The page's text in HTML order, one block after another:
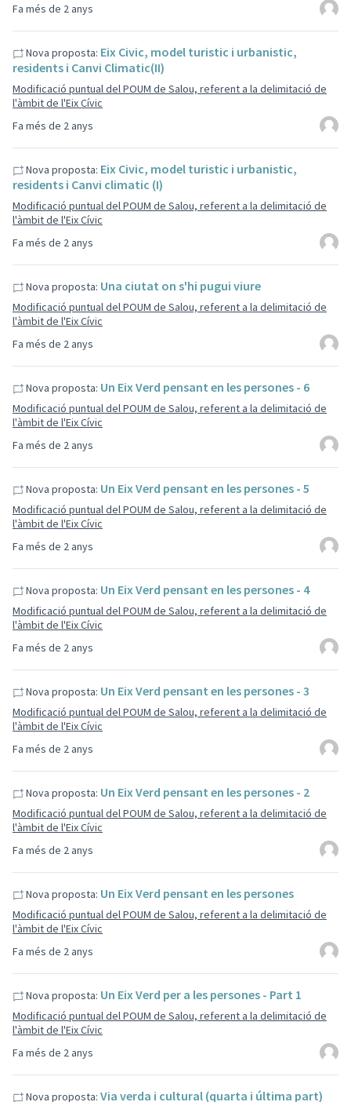
Fa més de 2 anys
Fa més de 2 anys
Nova proposta: Eix Civic, model turistic i urbanistic,
residents i Canvi Climatic(II)
Modificació puntual del POUM de Salou, referent a la delimitació de
l'àmbit de l'Eix Cívic
Fa més de 2 anys
Nova proposta: Eix Civic, model turistic i urbanistic,
residents i Canvi climatic (I)
Modificació puntual del POUM de Salou, referent a la delimitació de
l'àmbit de l'Eix Cívic
Fa més de 2 anys
Nova proposta: Una ciutat on s'hi pugui viure
Modificació puntual del POUM de Salou, referent a la delimitació de
l'àmbit de l'Eix Cívic
Fa més de 2 anys
Nova proposta: Un Eix Verd pensant en les persones - 6
Modificació puntual del POUM de Salou, referent a la delimitació de
l'àmbit de l'Eix Cívic
Fa més de 2 anys
Nova proposta: Un Eix Verd pensant en les persones - 5
Modificació puntual del POUM de Salou, referent a la delimitació de
l'àmbit de l'Eix Cívic
Fa més de 2 anys
Nova proposta: Un Eix Verd pensant en les persones - 4
Modificació puntual del POUM de Salou, referent a la delimitació de
l'àmbit de l'Eix Cívic
Fa més de 2 anys
Nova proposta: Un Eix Verd pensant en les persones - 3
Modificació puntual del POUM de Salou, referent a la delimitació de
l'àmbit de l'Eix Cívic
Fa més de 2 anys
Nova proposta: Un Eix Verd pensant en les persones - 2
Modificació puntual del POUM de Salou, referent a la delimitació de
l'àmbit de l'Eix Cívic
Fa més de 2 anys
Nova proposta: Un Eix Verd pensant en les persones
Modificació puntual del POUM de Salou, referent a la delimitació de
l'àmbit de l'Eix Cívic
Fa més de 2 anys
Nova proposta: Un Eix Verd per a les persones - Part 1
Modificació puntual del POUM de Salou, referent a la delimitació de
l'àmbit de l'Eix Cívic
Nova proposta: Via verda i cultural (quarta i última part)